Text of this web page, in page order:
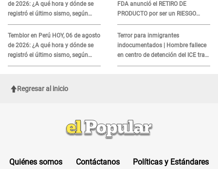
de 2026: ¿A qué hora y dónde se
registró el último sismo, según
IGP?
Temblor en Perú HOY, 06 de agosto
de 2026: ¿A qué hora y dónde se
registró el último sismo, según
IGP?
FDA anunció el RETIRO DE
PRODUCTO por ser un RIESGO
MORTAL para consumidores: ¿Cuál
es?
Terror para inmigrantes
indocumentados | Hombre fallece
en centro de detención del ICE tras
sufrir una "emergencia médica"
Regresar al inicio
Quiénes somos Contáctanos
Políticas y Estándares